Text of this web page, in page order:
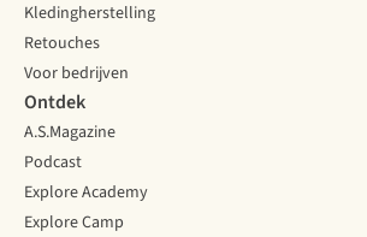
Kledingherstelling
Retouches
Voor bedrijven
Ontdek
A.S.Magazine
Podcast
Explore Academy
Explore Camp